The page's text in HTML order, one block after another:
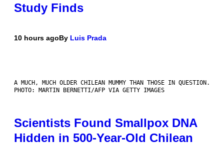
Study Finds
10 hours agoBy Luis Prada
A MUCH, MUCH OLDER CHILEAN MUMMY THAN THOSE IN QUESTION.
PHOTO: MARTIN BERNETTI/AFP VIA GETTY IMAGES
Scientists Found Smallpox DNA
Hidden in 500-Year-Old Chilean